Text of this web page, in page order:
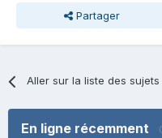
Partager
Aller sur la liste des sujets
En ligne récemment